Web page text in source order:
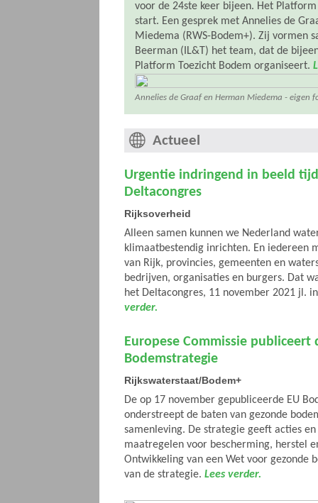
voor de 24ste keer bijeen. Het
start. Een gesprek met Annelies de
Miedema (RWS-Bodem+). Zij vormen
Beerman (IL&T) het team, dat de
Platform Toezicht Bodem organiseert.
Annelies de Graaf en Herman Miedema - eigen
Actueel
Urgentie indringend in beeld
Deltacongres
Rijksoverheid
Alleen samen kunnen we Nederland
klimaatbestendig inrichten. En iedereen
van Rijk, provincies, gemeenten en
bedrijven, organisaties en burgers. Dat
het Deltacongres, 11 november 2021 jl.
verder.
Europese Commissie publiceert
Bodemstrategie
Rijkswaterstaat/Bodem+
De op 17 november gepubliceerde EU
onderstreept de baten van gezonde
samenleving. De strategie geeft acties
maatregelen voor bescherming, herstel
Ontwikkeling van een Wet voor gezonde
van de strategie. Lees verder.